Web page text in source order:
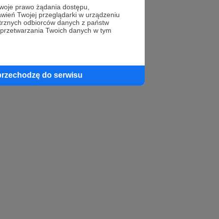
prawo żądania dostępu,
Twojej przeglądarki w urządzeniu
odbiorców danych z państw
Twoich danych w tym
do serwisu